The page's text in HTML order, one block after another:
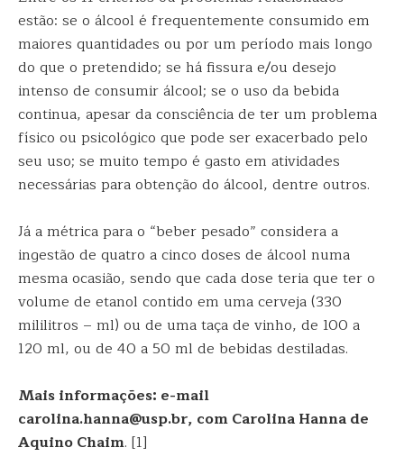
estão: se o álcool é frequentemente consumido em
maiores quantidades ou por um período mais longo
do que o pretendido; se há fissura e/ou desejo
intenso de consumir álcool; se o uso da bebida
continua, apesar da consciência de ter um problema
físico ou psicológico que pode ser exacerbado pelo
seu uso; se muito tempo é gasto em atividades
necessárias para obtenção do álcool, dentre outros.
Já a métrica para o “beber pesado” considera a
ingestão de quatro a cinco doses de álcool numa
mesma ocasião, sendo que cada dose teria que ter o
volume de etanol contido em uma cerveja (330
mililitros – ml) ou de uma taça de vinho, de 100 a
120 ml, ou de 40 a 50 ml de bebidas destiladas.
Mais informações: e-mail
carolina.hanna@usp.br, com Carolina Hanna de
Aquino Chaim. [1]